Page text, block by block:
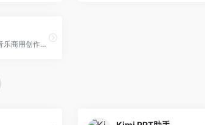
昆仑万维AI音乐商用创作平台，专注于商业音乐授权。面向企业和商业用户，提供版权音乐生成、商用授权等服务，音乐版权清晰，商业应用安全。